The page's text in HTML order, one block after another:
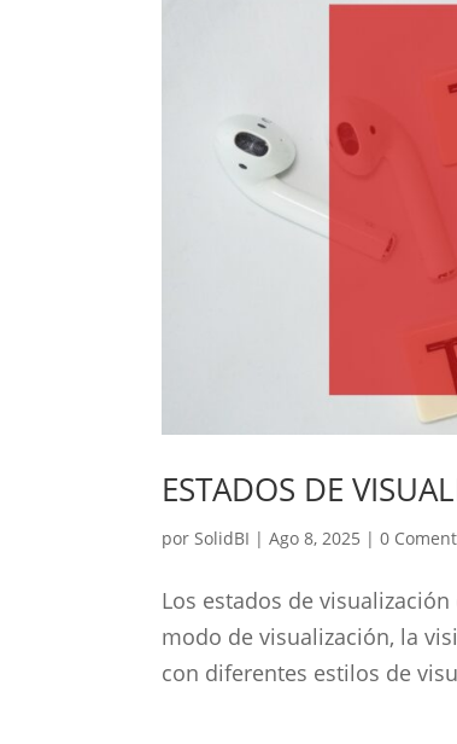
ESTADOS DE
porSolidBI |Ago 8, 2025 |0
Los estados de
modo de visualización, la
con diferentes estilos de